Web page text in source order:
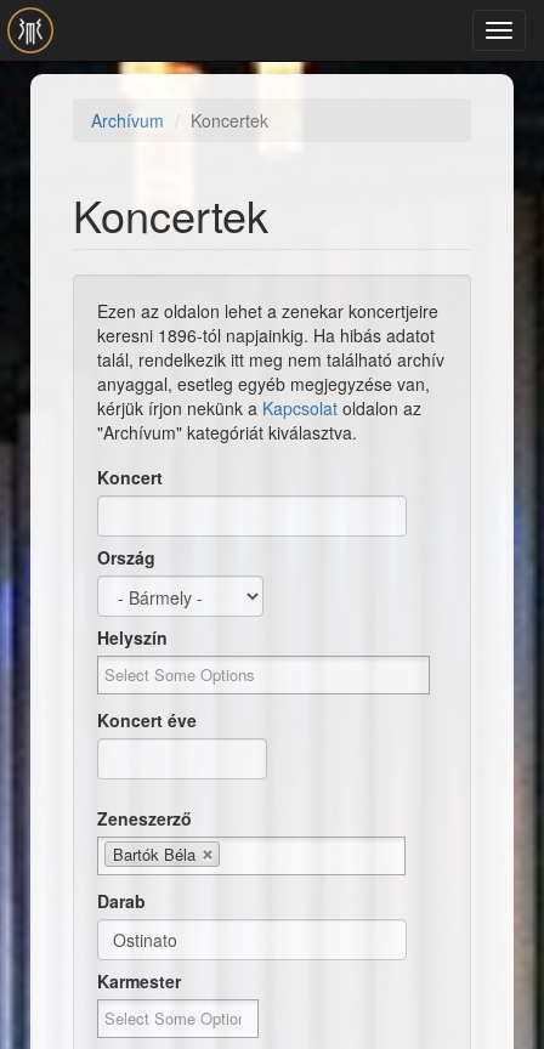
Ugrás a tartalomra
Archívum Koncertek
Koncertek
Ezen az oldalon lehet a zenekar koncertjeire
keresni 1896-tól napjainkig. Ha hibás adatot
talál, rendelkezik itt meg nem található archív
anyaggal, esetleg egyéb megjegyzése van,
kérjük írjon nekünk a Kapcsolat oldalon az
"Archívum" kategóriát kiválasztva.
Koncert
Ország
Helyszín
Koncert éve
Zeneszerző
Bartók Béla
Darab
Karmester